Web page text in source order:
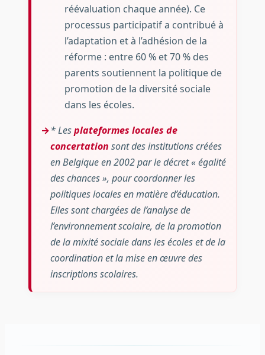
réévaluation chaque année). Ce
processus participatif a contribué à
l’adaptation et à l’adhésion de la
réforme : entre 60 % et 70 % des
parents soutiennent la politique de
promotion de la diversité sociale
dans les écoles.
* Lesplateformes locales de
concertation sont des institutions créées
en Belgique en 2002 par le décret « égalité
des chances », pour coordonner les
politiques locales en matière d’éducation.
Elles sont chargées de l’analyse de
l’environnement scolaire, de la promotion
de la mixité sociale dans les écoles et de la
coordination et la mise en œuvre des
inscriptions scolaires.